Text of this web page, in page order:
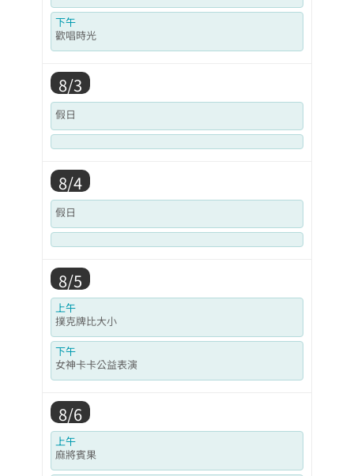
下午
歡唱時光
8/3
假日
8/4
假日
8/5
上午
撲克牌比大小
下午
女神卡卡公益表演
8/6
上午
麻將賓果